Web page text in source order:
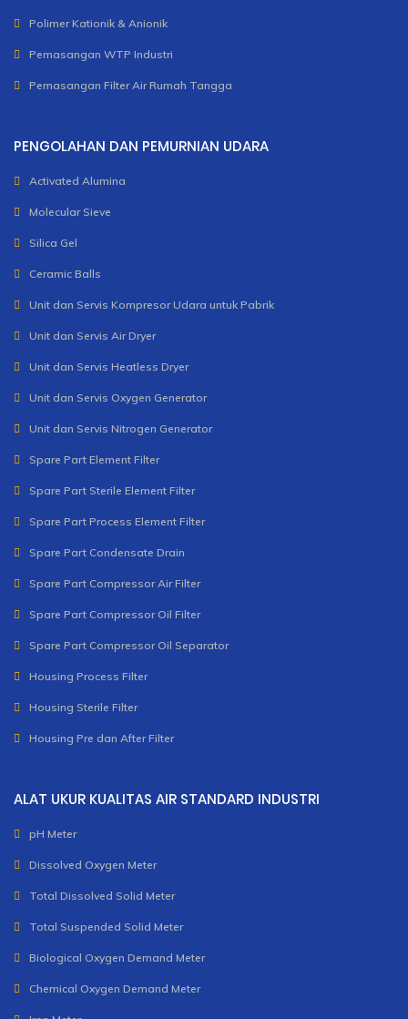
Polimer Kationik & Anionik
Pemasangan WTP Industri
Pemasangan Filter Air Rumah Tangga
PENGOLAHAN DAN PEMURNIAN UDARA
Activated Alumina
Molecular Sieve
Silica Gel
Ceramic Balls
Unit dan Servis Kompresor Udara untuk Pabrik
Unit dan Servis Air Dryer
Unit dan Servis Heatless Dryer
Unit dan Servis Oxygen Generator
Unit dan Servis Nitrogen Generator
Spare Part Element Filter
Spare Part Sterile Element Filter
Spare Part Process Element Filter
Spare Part Condensate Drain
Spare Part Compressor Air Filter
Spare Part Compressor Oil Filter
Spare Part Compressor Oil Separator
Housing Process Filter
Housing Sterile Filter
Housing Pre dan After Filter
ALAT UKUR KUALITAS AIR STANDARD INDUSTRI
pH Meter
Dissolved Oxygen Meter
Total Dissolved Solid Meter
Total Suspended Solid Meter
Biological Oxygen Demand Meter
Chemical Oxygen Demand Meter